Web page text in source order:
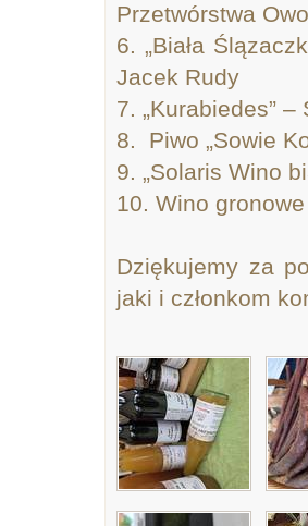
Przetwórstwa
6. „Biała
Jacek Rudy
7. „Kurabiedes”
8. Piwo „Sowie
9. „Solaris Wino
10. Wino
Dziękujemy za
jaki i członkom